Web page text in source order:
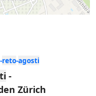
reto-agosti
-
Zürich